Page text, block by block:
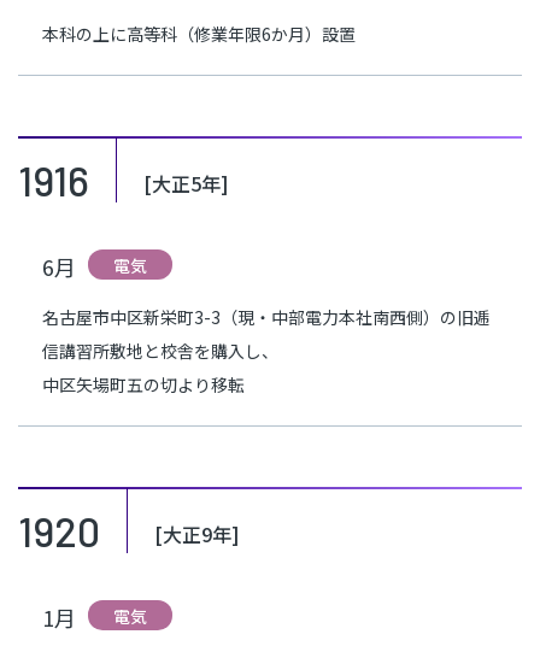
本科の上に高等科（修業年限6か月）設置
1916 [大正5年]
6月 電気
名古屋市中区新栄町3-3（現・中部電力本社南西側）の旧逓
信講習所敷地と校舎を購入し、
中区矢場町五の切より移転
1920 [大正9年]
1月 電気